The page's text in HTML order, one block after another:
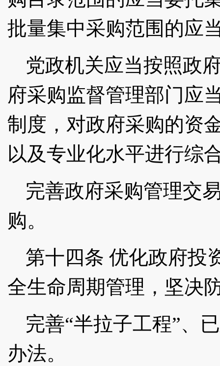
批量集中采购范围的应
党政机关应当按照政
府采购监督管理部门应
制度，对政府采购的资
以及专业化水平进行综
完善政府采购管理交
购。
第十四条 优化政府投
全生命周期管理，坚决
完善“半拉子工程”、
办法。